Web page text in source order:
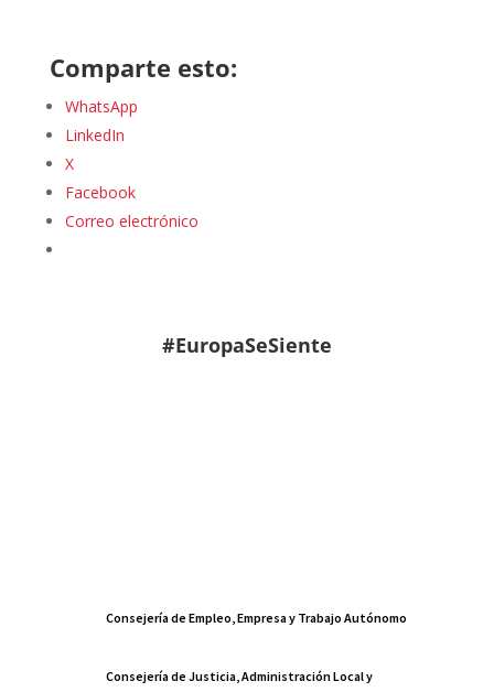
Comparte esto:
WhatsApp
LinkedIn
X
Facebook
Correo electrónico
#EuropaSeSiente
Consejería de Empleo, Empresa y Trabajo Autónomo
Consejería de Justicia, Administración Local y